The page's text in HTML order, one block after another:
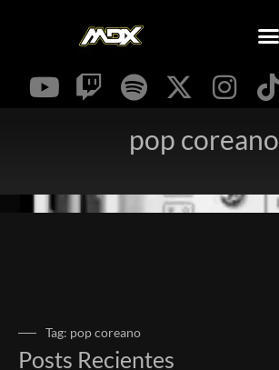
pop coreano
Tag: pop coreano
Posts Recientes